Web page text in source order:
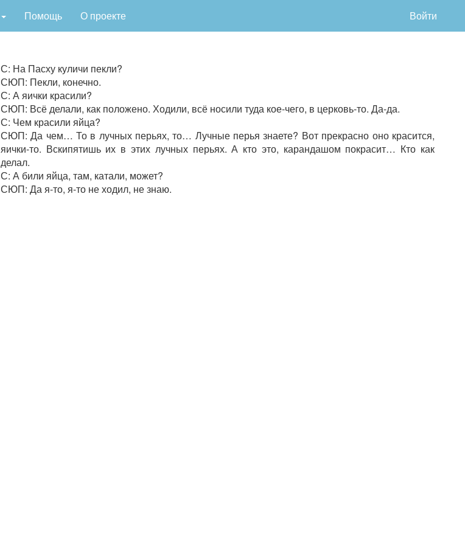
Помощь О проекте Войти
С: На Пасху куличи пекли?
СЮП: Пекли, конечно.
С: А яички красили?
СЮП: Всё делали, как положено. Ходили, всё носили туда кое-чего, в церковь-то. Да-да.
С: Чем красили яйца?
СЮП: Да чем… То в лучных перьях, то… Лучные перья знаете? Вот прекрасно оно красится,
яички-то. Вскипятишь их в этих лучных перьях. А кто это, карандашом покрасит… Кто как
делал.
С: А били яйца, там, катали, может?
СЮП: Да я-то, я-то не ходил, не знаю.